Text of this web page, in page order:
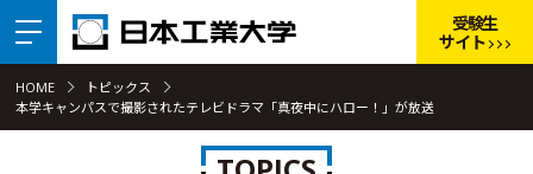
受験生
サイト
HOME
トピックス
本学キャンパスで撮影されたテレビドラマ「真夜中にハロー！」が放送